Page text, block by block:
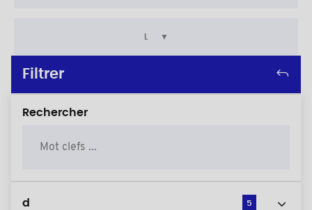
L
Filtrer
Rechercher
d 5